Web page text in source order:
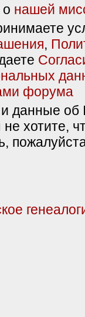
о нашей
,
форума
данные об
хотите,